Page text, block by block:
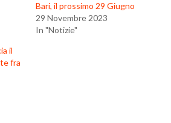
Bari, il prossimo 29 Giugno
29 Novembre 2023
In "Notizie"
il
fra